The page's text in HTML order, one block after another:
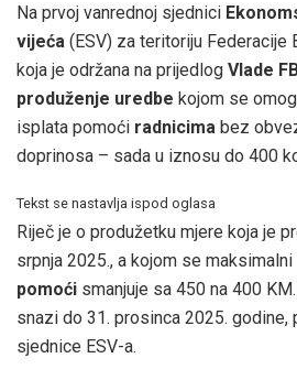
Na prvoj vanrednoj sjednici
vijeća (ESV) za teritoriju Federacije
koja je održana na prijedlog Vlade
produženje uredbe kojom se
isplata pomoći radnicima bez
doprinosa – sada u iznosu do 400
Tekst se nastavlja ispod oglasa
Riječ je o produžetku mjere koja je
srpnja 2025., a kojom se
pomoći smanjuje sa 450 na 400
snazi do 31. prosinca 2025. godine,
sjednice ESV-a.